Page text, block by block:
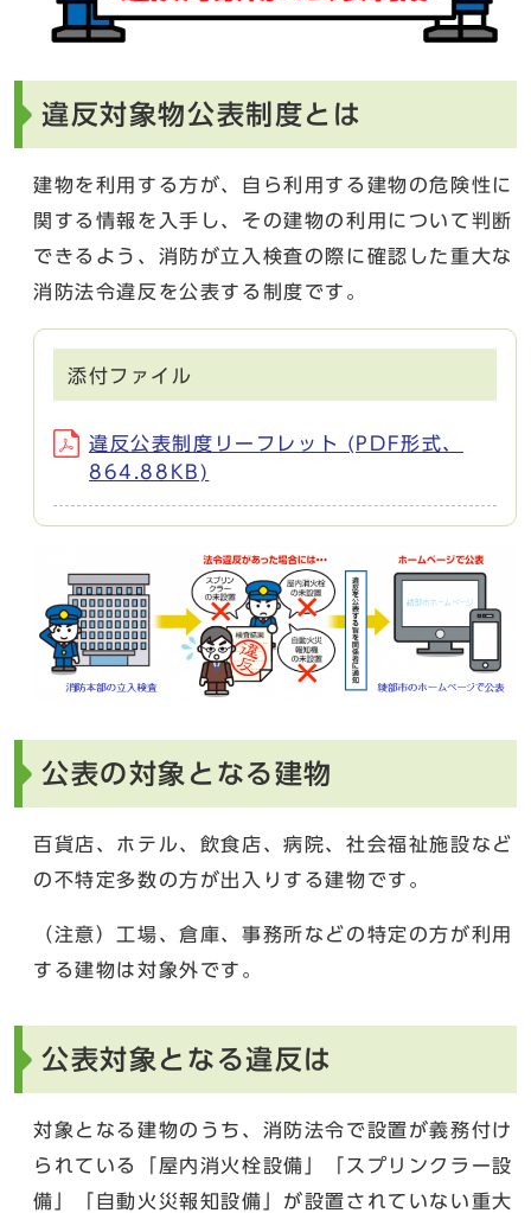
違反対象物公表制度とは
建物を利用する方が、自ら利用する建物の危険性に
関する情報を入手し、その建物の利用について判断
できるよう、消防が立入検査の際に確認した重大な
消防法令違反を公表する制度です。
添付ファイル
違反公表制度リーフレット (PDF形式、
864.88KB)
公表の対象となる建物
百貨店、ホテル、飲食店、病院、社会福祉施設など
の不特定多数の方が出入りする建物です。
（注意）工場、倉庫、事務所などの特定の方が利用
する建物は対象外です。
公表対象となる違反は
対象となる建物のうち、消防法令で設置が義務付け
られている「屋内消火栓設備」「スプリンクラー設
備」「自動火災報知設備」が設置されていない重大